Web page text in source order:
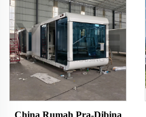
China Rumah Pra-Dibina